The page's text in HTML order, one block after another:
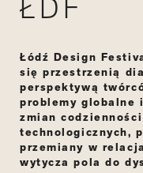
ŁDF
Łódź Design
się przestrzenią
perspektywą
problemy globalne
zmian
technologicznych,
przemiany w
wytycza pola do